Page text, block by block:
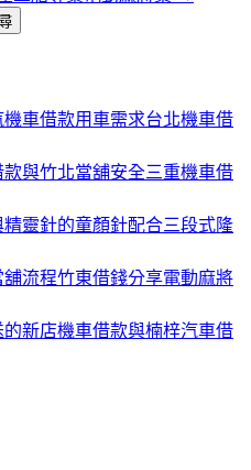
車借款用車需求台北機車借
與竹北當舖安全三重機車借
靈針的童顏針配合三段式隆
流程竹東借錢分享電動麻將
新店機車借款與楠梓汽車借